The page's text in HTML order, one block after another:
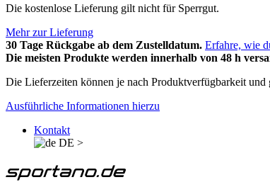
Die kostenlose Lieferung gilt nicht für Sperrgut.
Mehr zur Lieferung
30 Tage Rückgabe ab dem Zustelldatum. Erfahre, wie
Die meisten Produkte werden innerhalb von 48 h
Die Lieferzeiten können je nach Produktverfügbarkeit und
Ausführliche Informationen hierzu
Kontakt
DE >